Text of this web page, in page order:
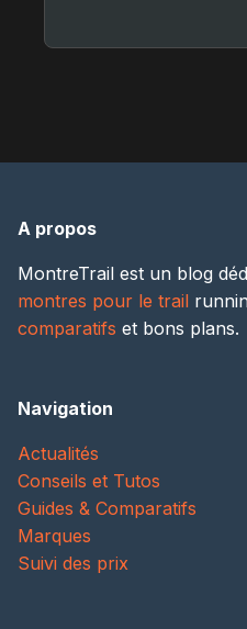
A propos
MontreTrail est un blog
montres pour le trail
comparatifs et bons plans.
Navigation
Actualités
Conseils et Tutos
Guides & Comparatifs
Marques
Suivi des prix